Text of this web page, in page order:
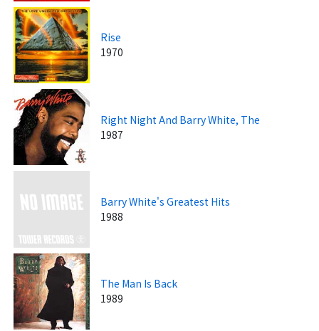
Rise
1970
Right Night And Barry White, The
1987
Barry White's Greatest Hits
1988
The Man Is Back
1989